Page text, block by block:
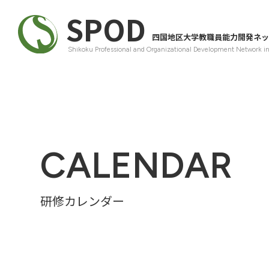
SPOD 四国地区大学教職員能力開発ネ
Shikoku Professional and Organizational Development Network
CALENDAR
研修カレンダー